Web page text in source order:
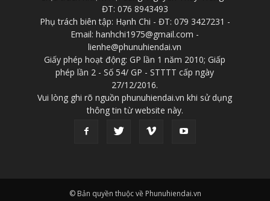
ĐT: 076 8943493
Phụ trách biên tập: Hạnh Chi - ĐT: 079 3427231 -
Email: hanhchi1975@gmail.com -
lienhe@phunuhiendai.vn
Giấy phép hoạt động: GP lần 1 năm 2010; Giấp
phép lần 2 - Số 54/ GP - STTTT cấp ngày
27/12/2016.
Vui lòng ghi rõ nguồn phunuhiendai.vn khi sử dụng
thông tin từ website này.
© Bản quyền thuộc về Phunuhiendai.vn